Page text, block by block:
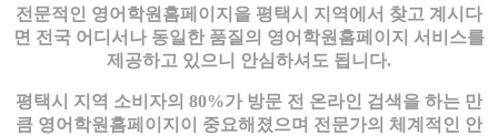
전문적인 영어학원홈페이지을 평택시 지역에서 찾고 계시다
면 전국 어디서나 동일한 품질의 영어학원홈페이지 서비스를
제공하고 있으니 안심하셔도 됩니다.
평택시 지역 소비자의 80%가 방문 전 온라인 검색을 하는 만
큼 영어학원홈페이지이 중요해졌으며 전문가의 체계적인 안